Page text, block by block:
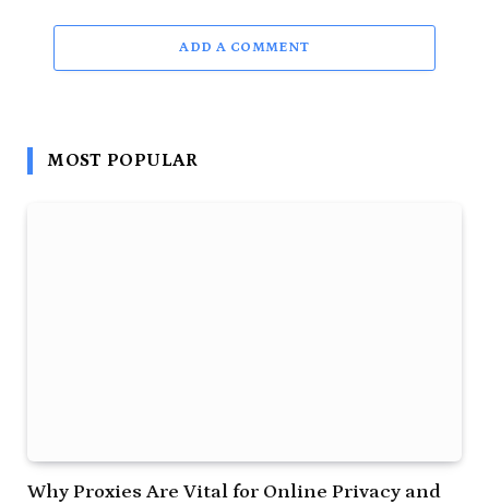
ADD A COMMENT
MOST POPULAR
Why Proxies Are Vital for Online Privacy and